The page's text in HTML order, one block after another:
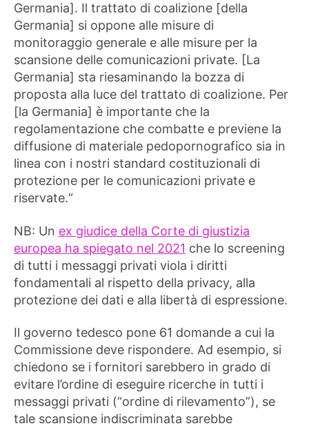
Germania]. Il trattato di coalizione [della
Germania] si oppone alle misure di
monitoraggio generale e alle misure per la
scansione delle comunicazioni private. [La
Germania] sta riesaminando la bozza di
proposta alla luce del trattato di coalizione. Per
[la Germania] è importante che la
regolamentazione che combatte e previene la
diffusione di materiale pedopornografico sia in
linea con i nostri standard costituzionali di
protezione per le comunicazioni private e
riservate.“
NB: Un ex giudice della Corte di giustizia
europea ha spiegato nel 2021 che lo screening
di tutti i messaggi privati ​​viola i diritti
fondamentali al rispetto della privacy, alla
protezione dei dati e alla libertà di espressione.
Il governo tedesco pone 61 domande a cui la
Commissione deve rispondere. Ad esempio, si
chiedono se i fornitori sarebbero in grado di
evitare l’ordine di eseguire ricerche in tutti i
messaggi privati ​​(“ordine di rilevamento”), se
tale scansione indiscriminata sarebbe